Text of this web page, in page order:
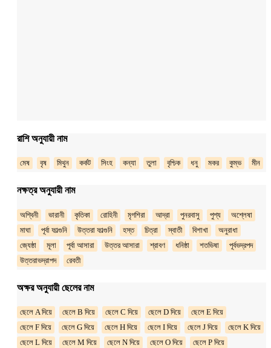
রাশি অনুযায়ী নাম
মেষ বৃষ মিথুন কর্কট সিংহ কন্যা তুলা বৃশ্চিক ধনু মকর কুম্ভ মীন
নক্ষত্র অনুযায়ী নাম
অশ্বিনী ভারানী কৃতিকা রোহিনী মৃগশিরা আদ্রা পুনরবাসু পুশ্য
অশ্লেষা
মাঘা
পূর্বা ফাল্গুনি উত্তরা ফাল্গুনি হস্ত চিত্রা স্বাতী বিশাখা
অনুরাধা
জ্যেষ্ঠা
মূলা পূর্বা আসারা উত্তর আসারা শ্রাবণ ধনিষ্ঠা শতভিষা
পূর্বভদ্রপদ
উত্তরাভদ্রাপদ
রেবতী
অক্ষর অনুযায়ী ছেলের নাম
ছেলে A দিয়ে ছেলে B দিয়ে ছেলে C দিয়ে ছেলে D দিয়ে
ছেলে E দিয়ে
ছেলে F দিয়ে
ছেলে G দিয়ে ছেলে H দিয়ে ছেলে I দিয়ে ছেলে J দিয়ে
ছেলে K দিয়ে
ছেলে L দিয়ে
ছেলে M দিয়ে ছেলে N দিয়ে ছেলে O দিয়ে
ছেলে P দিয়ে